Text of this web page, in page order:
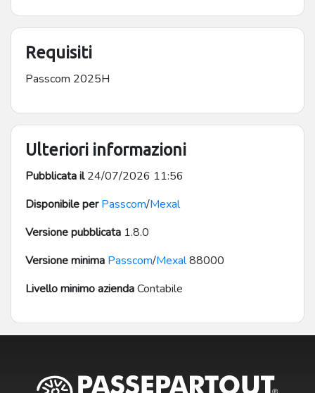
Requisiti
Passcom 2025H
Ulteriori informazioni
Pubblicata il24/07/2026 11:56
Disponibile per Passcom/Mexal
Versione pubblicata 1.8.0
Versione minima Passcom/Mexal88000
Livello minimo aziendaContabile